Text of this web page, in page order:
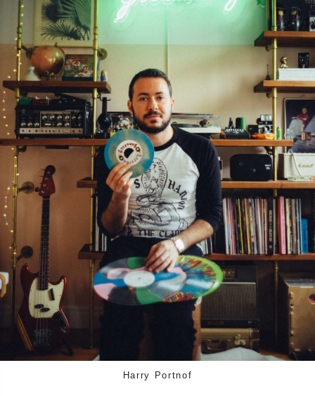
Harry Portnof